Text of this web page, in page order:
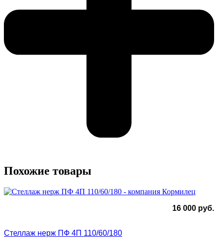
Похожие товары
16 000 руб.
Стеллаж нерж ПФ 4П 110/60/180